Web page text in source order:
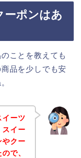
ーポンはあ
ことを教えても
品を少しでも安
ーツ
スイー
やクー
で、